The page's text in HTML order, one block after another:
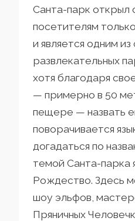
Санта-парк открыл
посетителям
и является одним
развлекательных
хотя благодаря
— примерно в 50
пещере — назвать
поворачивается
догадаться по
темой Санта-парка
Рождество. Здесь
шоу эльфов,
Пряничных